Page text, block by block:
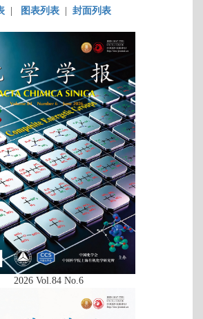
图表列表 封面列表
2026 Vol.84 No.6